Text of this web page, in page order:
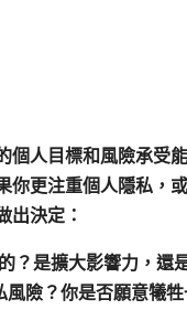
個人目標和風險承受
你更注重個人隱私，
出決定：
？是擴大影響力，還
風險？你是否願意犧